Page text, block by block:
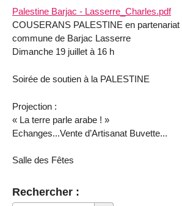
Palestine Barjac - Lasserre_Charles.pdf
COUSERANS PALESTINE en partenariat
commune de Barjac Lasserre
Dimanche 19 juillet à 16 h
Soirée de soutien à la PALESTINE
Projection :
« La terre parle arabe ! »
Echanges...Vente d’Artisanat Buvette...
Salle des Fêtes
Rechercher :